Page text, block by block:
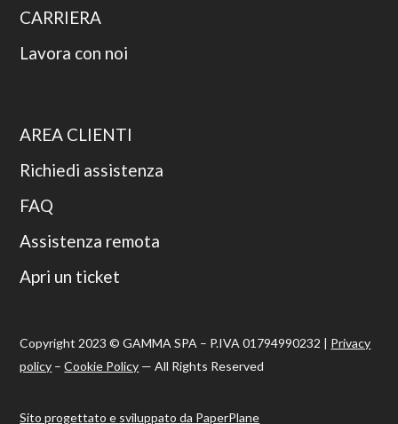
CARRIERA
Lavora con noi
AREA CLIENTI
Richiedi assistenza
FAQ
Assistenza remota
Apri un ticket
Copyright 2023 © GAMMA SPA – P.IVA 01794990232 | Privacy
policy –Cookie Policy — All Rights Reserved
Sito progettato e sviluppato da PaperPlane